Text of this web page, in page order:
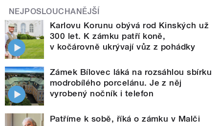
NEJPOSLOUCHANĚJŠÍ
Karlovu Korunu obývá rod Kinských už
300 let. K zámku patří koně,
v kočárovně ukrývají vůz z pohádky
Zámek Bílovec láká na rozsáhlou sbírku
modrobílého porcelánu. Je z něj
vyrobený nočník i telefon
Patříme k sobě, říká o zámku v Malči